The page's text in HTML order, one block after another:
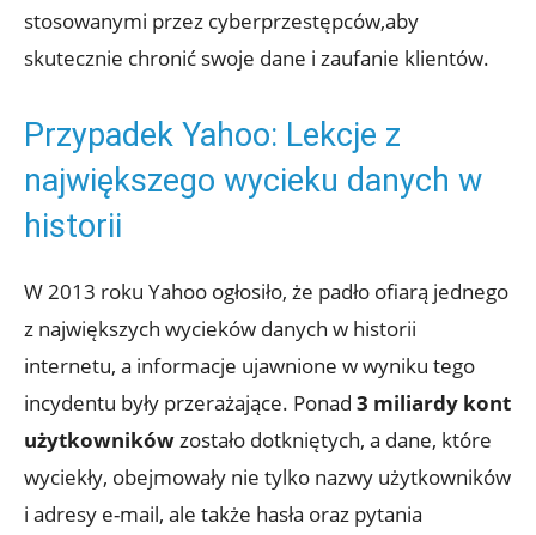
stosowanymi przez cyberprzestępców,aby
skutecznie chronić swoje dane i⁣ zaufanie klientów.
Przypadek Yahoo: Lekcje z
największego ⁢wycieku danych w
historii
W‍ 2013 ‍roku Yahoo ogłosiło, że ⁣padło ofiarą ⁢jednego
z ⁤największych⁢ wycieków danych⁢ w⁤ historii
internetu, a informacje ‌ujawnione w wyniku tego ​
incydentu były przerażające. Ponad‍ 3 miliardy kont⁣
użytkownikówzostało‍ dotkniętych, a‍ dane, które
‌wyciekły, obejmowały nie⁤ tylko nazwy użytkowników
i adresy e-mail, ale także‍ hasła oraz pytania